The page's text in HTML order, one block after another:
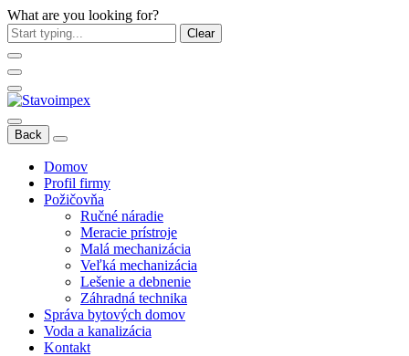
What are you looking for?
Clear
Back
Domov
Profil firmy
Požičovňa
Ručné náradie
Meracie prístroje
Malá mechanizácia
Veľká mechanizácia
Lešenie a debnenie
Záhradná technika
Správa bytových domov
Voda a kanalizácia
Kontakt